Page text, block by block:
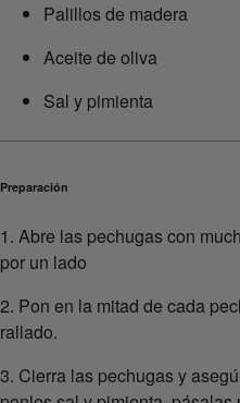
Palillos de madera
Aceite de oliva
Sal y pimienta
Preparación
1. Abre las pechugas con
por un lado
2. Pon en la mitad de cada
rallado.
3. Cierra las pechugas y